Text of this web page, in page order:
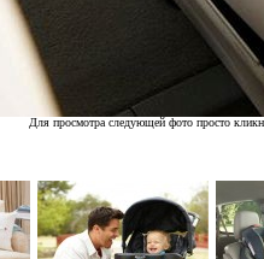
Для просмотра следующей фото просто